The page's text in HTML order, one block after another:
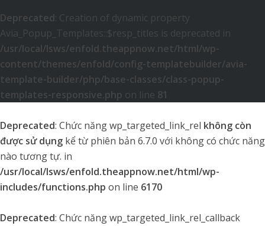
Deprecated: Creation of dynamic property
Avia_Popup_Templates::$resp_titles is deprecated in
/usr/local/lsws/enfold.theappnow.net/html/wp-
content/themes/enfold/config-templatebuilder/avia-
template-builder/php/base-classes/class-popup-
templates-responsive.php on line 81
Deprecated: Chức năng wp_targeted_link_rel không còn
được sử dụng kể từ phiên bản 6.7.0 với không có chức năng
nào tương tự. in
/usr/local/lsws/enfold.theappnow.net/html/wp-
includes/functions.php on line 6170
Deprecated: Chức năng wp_targeted_link_rel_callback